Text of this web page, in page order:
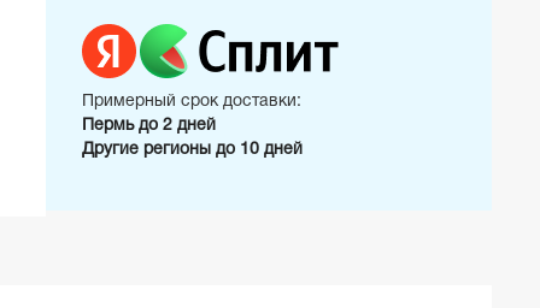
Примерный срок доставки:
Пермь до 2 дней
Другие регионы до 10 дней